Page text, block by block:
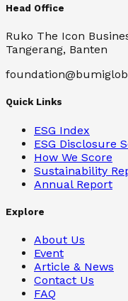
Head Office
Ruko The Icon
Tangerang, Banten
Quick Links
ESG Index
ESG Disclosure
How We Score
Sustainability
Annual Report
Explore
About Us
Event
Article & News
Contact Us
FAQ